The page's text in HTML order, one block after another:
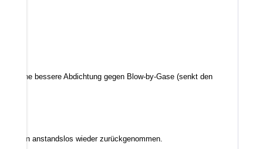
eine bessere Abdichtung gegen Blow-by-Gase (senkt den
werden anstandslos wieder zurückgenommen.